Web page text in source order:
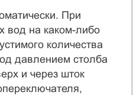
При
вод на каком-либо
количества
давлением столба
и через шток